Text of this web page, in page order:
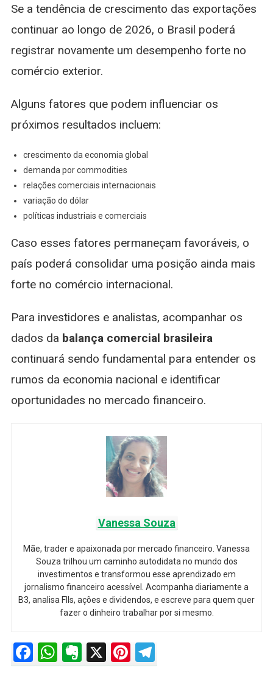
Se a tendência de crescimento das exportações
continuar ao longo de 2026, o Brasil poderá
registrar novamente um desempenho forte no
comércio exterior.
Alguns fatores que podem influenciar os
próximos resultados incluem:
crescimento da economia global
demanda por commodities
relações comerciais internacionais
variação do dólar
políticas industriais e comerciais
Caso esses fatores permaneçam favoráveis, o
país poderá consolidar uma posição ainda mais
forte no comércio internacional.
Para investidores e analistas, acompanhar os
dados da balança comercial brasileira
continuará sendo fundamental para entender os
rumos da economia nacional e identificar
oportunidades no mercado financeiro.
Vanessa Souza
Mãe, trader e apaixonada por mercado financeiro. Vanessa
Souza trilhou um caminho autodidata no mundo dos
investimentos e transformou esse aprendizado em
jornalismo financeiro acessível. Acompanha diariamente a
B3, analisa FIIs, ações e dividendos, e escreve para quem quer
fazer o dinheiro trabalhar por si mesmo.
Facebook
WhatsApp
Evernote
X Pinterest
Telegram